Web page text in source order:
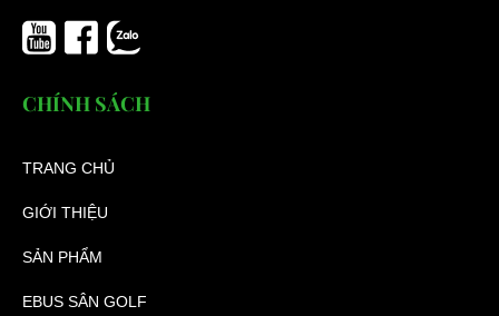
CHÍNH SÁCH
TRANG CHỦ
GIỚI THIỆU
SẢN PHẨM
EBUS SÂN GOLF